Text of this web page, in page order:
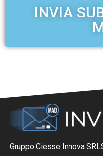
INVIA
Gruppo Ciesse Innova